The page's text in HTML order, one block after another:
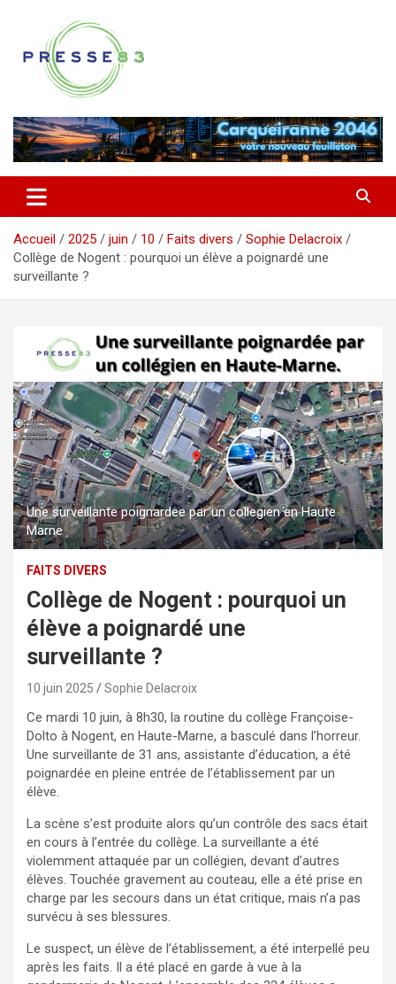
contenu
Presse 83
Accueil 2025 juin 10 Faits divers
Sophie Delacroix
Collège de Nogent : pourquoi un élève a poignardé une
surveillante ?
Une surveillante poignardee par un collegien en Haute
Marne
FAITS DIVERS
Collège de Nogent : pourquoi un
élève a poignardé une
surveillante ?
10 juin 2025 Sophie Delacroix
Ce mardi 10 juin, à 8h30, la routine du collège Françoise-
Dolto à Nogent, en Haute-Marne, a basculé dans l’horreur.
Une surveillante de 31 ans, assistante d’éducation, a été
poignardée en pleine entrée de l’établissement par un
élève.
La scène s’est produite alors qu’un contrôle des sacs était
en cours à l’entrée du collège. La surveillante a été
violemment attaquée par un collégien, devant d’autres
élèves. Touchée gravement au couteau, elle a été prise en
charge par les secours dans un état critique, mais n’a pas
survécu à ses blessures.
Le suspect, un élève de l’établissement, a été interpellé peu
après les faits. Il a été placé en garde à vue à la